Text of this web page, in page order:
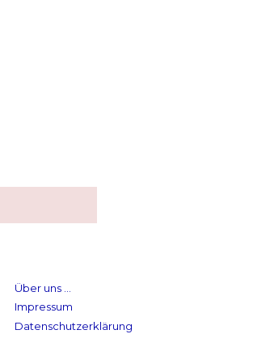
Über uns …
Impressum
Datenschutzerklärung